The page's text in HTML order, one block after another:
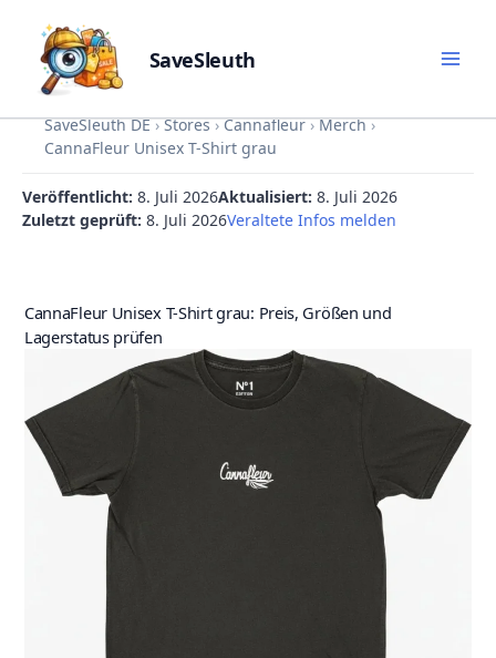
content
SaveSleuth
SaveSleuth DE › Stores › Cannafleur › Merch ›
CannaFleur Unisex T-Shirt grau
Veröffentlicht: 8. Juli 2026Aktualisiert: 8. Juli 2026
Zuletzt geprüft: 8. Juli 2026Veraltete Infos melden
CannaFleur Unisex T-Shirt grau: Preis, Größen und
Lagerstatus prüfen